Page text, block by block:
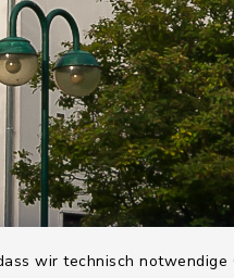
wir technisch